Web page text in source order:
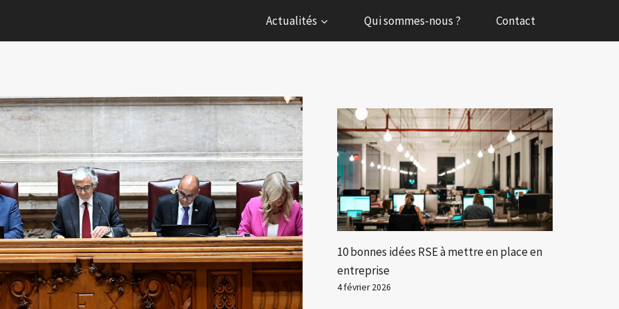
Actualités Qui sommes-nous ? Contact
10 bonnes idées RSE à mettre en place en
entreprise
4 février 2026